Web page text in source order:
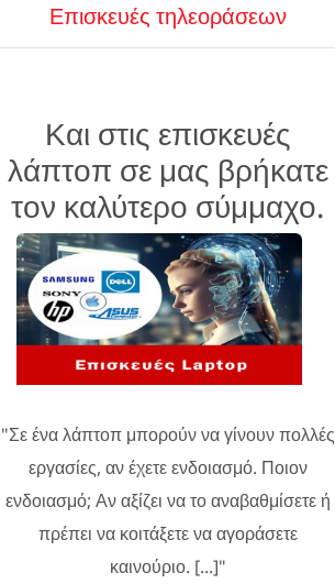
Επισκευές τηλεοράσεων
Και στις επισκευές
λάπτοπ σε μας βρήκατε
τον καλύτερο σύμμαχο.
"Σε ένα λάπτοπ μπορούν να γίνουν πολλές
εργασίες, αν έχετε ενδοιασμό. Ποιον
ενδοιασμό; Αν αξίζει να το αναβαθμίσετε ή
πρέπει να κοιτάξετε να αγοράσετε
καινούριο. [...]"